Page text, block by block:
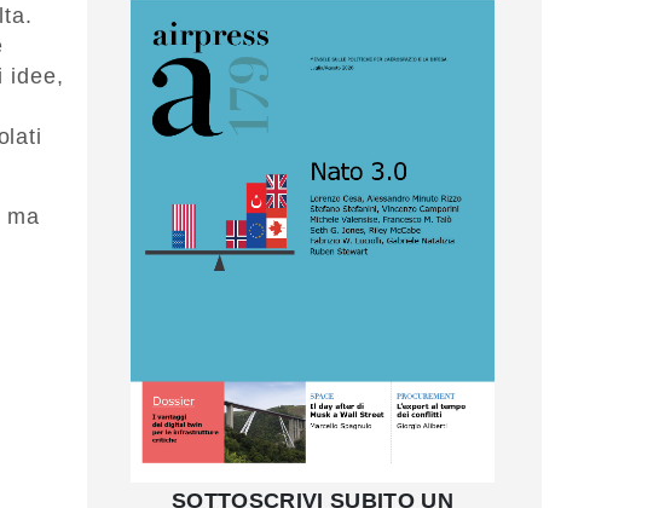
idee,
SOTTOSCRIVI SUBITO UN